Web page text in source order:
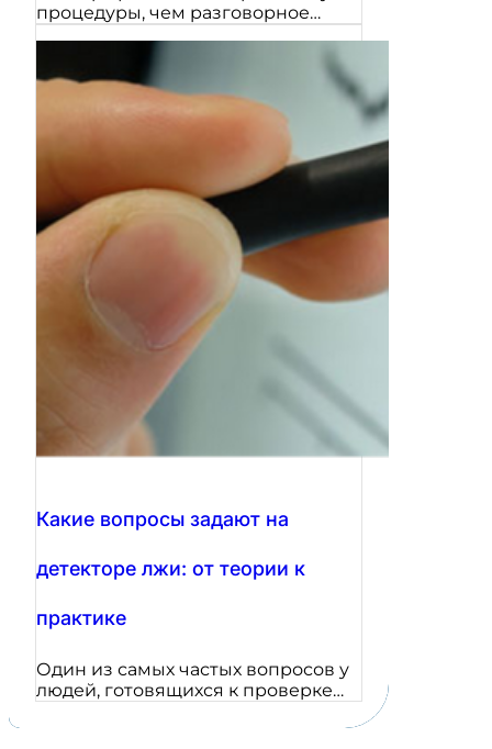
процедуры, чем разговорное…
Какие вопросы задают на
детекторе лжи: от теории к
практике
Один из самых частых вопросов у
людей, готовящихся к проверке…